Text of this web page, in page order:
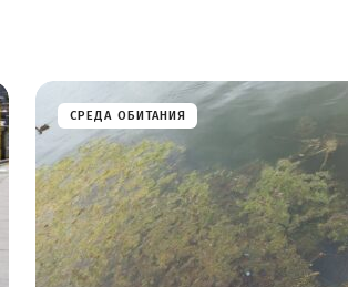
СРЕДА ОБИТАНИЯ